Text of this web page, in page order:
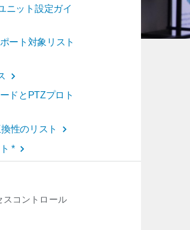
ニット設定ガイ
ート対象リスト
ドとPTZプロト
性のリスト
*
スコントロール